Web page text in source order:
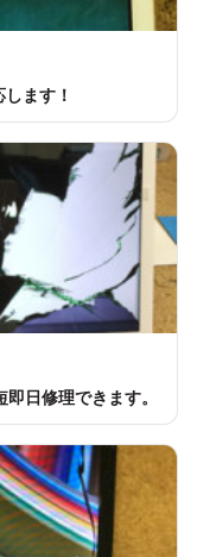
ます！
日修理できます。